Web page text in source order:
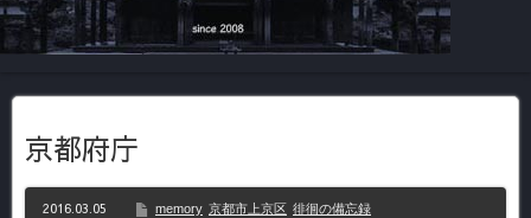
京都府庁
2016.03.05 memory 京都市上京区 徘徊の備忘録